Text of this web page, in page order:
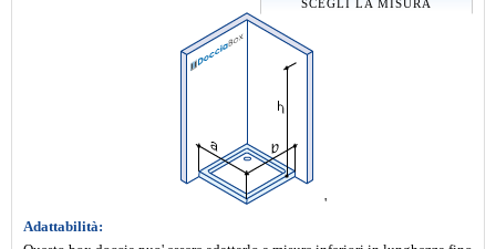
SCEGLI LA MISURA
'
Adattabilità: